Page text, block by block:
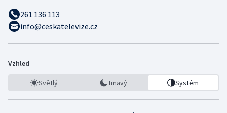
261 136 113
info@ceskatelevize.cz
Vzhled
Světlý Tmavý Systém